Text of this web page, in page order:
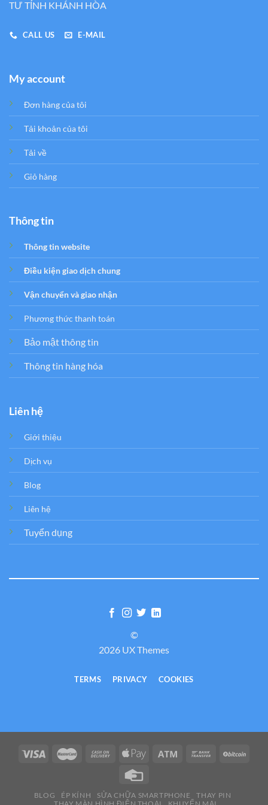
TƯ TỈNH KHÁNH HÒA
CALL US E-MAIL
My account
Đơn hàng của tôi
Tải khoản của tôi
Tải về
Giỏ hàng
Thông tin
Thông tin website
Điều kiện giao dịch chung
Vận chuyển và giao nhận
Phương thức thanh toán
Bảo mật thông tin
Thông tin hàng hóa
Liên hệ
Giới thiệu
Dịch vụ
Blog
Liên hệ
Tuyển dụng
©
2026 UX Themes
TERMS PRIVACY COOKIES
BLOG ÉP KÍNH SỬA CHỮA SMARTPHONE
THAY PIN